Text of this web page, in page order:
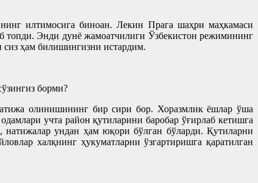
илтимосига биноан. Лекин Прага шаҳри маҳкамаси
топди. Энди дунё жамоатчилиги Ўзбекистон режимининг
сиз ҳам билишингизни истардим.
борми?
олинишининг бир сири бор. Хоразмлик ёшлар ўша
учта район қутиларини баробар ўғирлаб кетишга
ундан ҳам юқори бўлган бўларди. Қутиларни
халқнинг ҳукуматларни ўзгартиришга қаратилган